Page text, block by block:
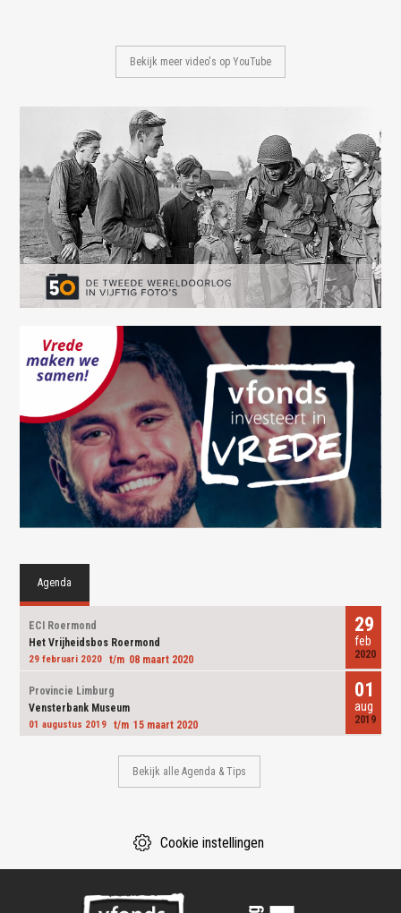
Bekijk meer video's op YouTube
Agenda
ECI Roermond
Het Vrij­heids­bos Roer­mond
29 februari 2020 08 maart 2020
29
feb
2020
Provincie Limburg
Ven­ster­bank Mu­se­um
01 augustus 2019 15 maart 2020
01
aug
2019
Bekijk alle Agenda & Tips
Cookie instellingen